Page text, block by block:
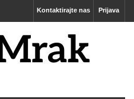
Prijava
Kontaktirajte nas